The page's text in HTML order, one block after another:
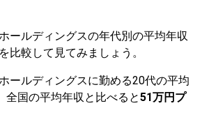
ールディングスの年代別の平均年収
比較して見てみましょう。
ールディングスに勤める20代の平均
全国の平均年収と比べると51万円プ